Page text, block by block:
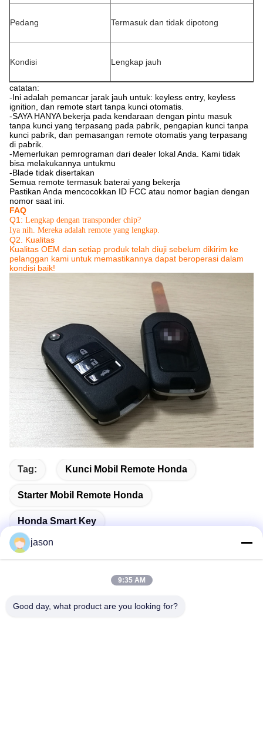
Pedang Termasuk dan tidak dipotong
Kondisi Lengkap jauh
catatan:
-Ini adalah pemancar jarak jauh untuk: keyless entry, keyless
ignition, dan remote start tanpa kunci otomatis.
-SAYA HANYA bekerja pada kendaraan dengan pintu masuk
tanpa kunci yang terpasang pada pabrik, pengapian kunci tanpa
kunci pabrik, dan pemasangan remote otomatis yang terpasang
di pabrik.
-Memerlukan pemrograman dari dealer lokal Anda. Kami tidak
bisa melakukannya untukmu
-Blade tidak disertakan
Semua remote termasuk baterai yang bekerja
Pastikan Anda mencocokkan ID FCC atau nomor bagian dengan
nomor saat ini.
FAQ
Q1: Lengkap dengan transponder chip?
Iya nih. Mereka adalah remote yang lengkap.
Q2.
Kualitas
Kualitas OEM dan setiap produk telah diuji sebelum dikirim ke
pelanggan kami untuk memastikannya dapat beroperasi dalam
kondisi baik!
Tag: Kunci Mobil Remote Honda
Starter Mobil Remote Honda
Honda Smart Key
jason
9:35 AM
Good day, what product are you looking for?